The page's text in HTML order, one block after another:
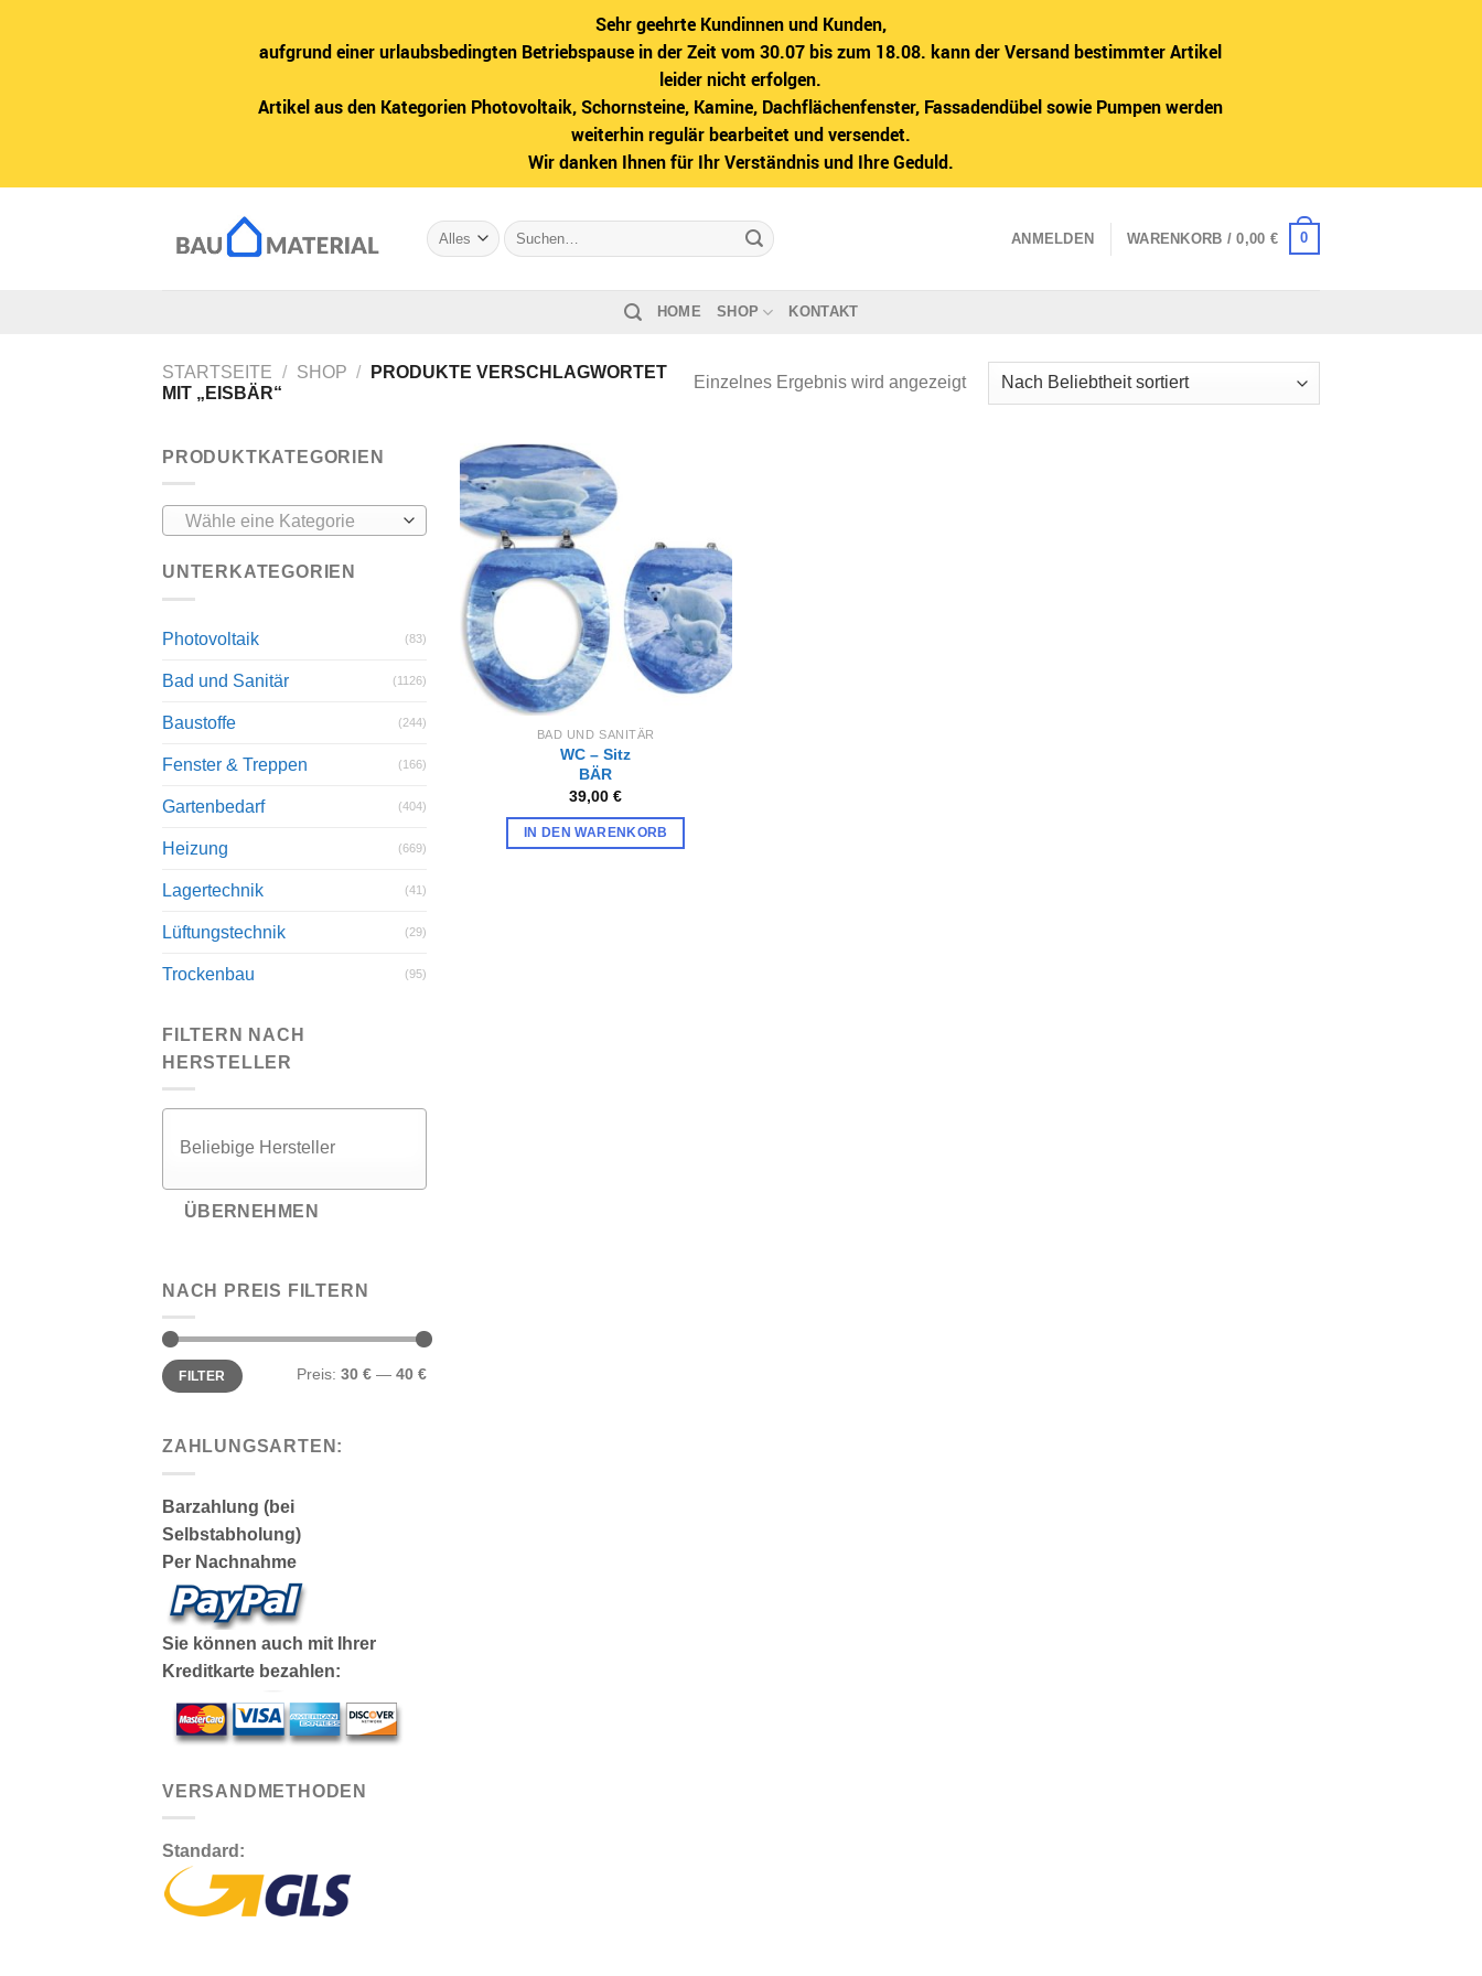
Sehr geehrte Kundinnen und Kunden,
aufgrund einer urlaubsbedingten Betriebspause in der Zeit vom 30.07 bis zum 18.08. kann der Versand bestimmter Artikel
leider nicht erfolgen.
Artikel aus den Kategorien Photovoltaik, Schornsteine, Kamine, Dachflächenfenster, Fassadendübel sowie Pumpen werden
weiterhin regulär bearbeitet und versendet.
Wir danken Ihnen für Ihr Verständnis und Ihre Geduld.
Suche
nach:
ANMELDEN WARENKORB /0,00 € 0
HOME SHOP KONTAKT
STARTSEITE / SHOP /
PRODUKTE VERSCHLAGWORTET
MIT „EISBÄR“
Einzelnes Ergebnis wird angezeigt
PRODUKTKATEGORIEN
Wähle eine Kategorie
UNTERKATEGORIEN
Photovoltaik (83)
Bad und Sanitär (1126)
Baustoffe (244)
Fenster & Treppen (166)
Gartenbedarf (404)
Heizung (669)
Lagertechnik (41)
Lüftungstechnik (29)
Trockenbau (95)
FILTERN NACH
HERSTELLER
ÜBERNEHMEN
NACH PREIS FILTERN
Min.
Preis
Max.
PreisFILTER Preis: 30 € — 40 €
ZAHLUNGSARTEN:
Barzahlung (bei
Selbstabholung)
Per Nachnahme
Sie können auch mit Ihrer
Kreditkarte bezahlen:
VERSANDMETHODEN
Standard:
BAD UND SANITÄR
WC – Sitz
BÄR
39,00€
IN DEN WARENKORB